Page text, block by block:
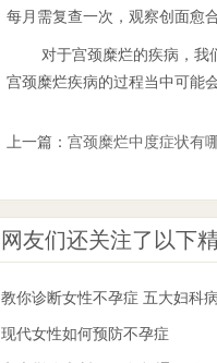
每月需复查一次，观察创面愈
对于宫颈糜烂的疾病，我
宫颈糜烂疾病的过程当中可能
上一篇： 宫颈糜烂中度症状有
网友们还关注了以下
教你诊断女性不孕症 五大妇科
现代女性如何预防不孕症